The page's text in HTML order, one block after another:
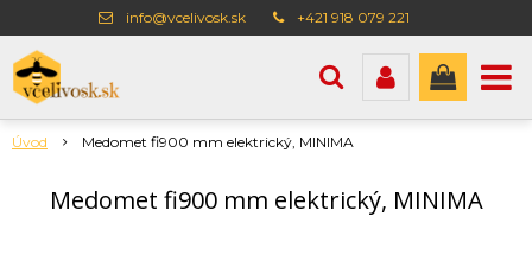
info@vcelivosk.sk +421 918 079 221
Úvod Medomet fi900 mm elektrický, MINIMA
Medomet fi900 mm elektrický, MINIMA